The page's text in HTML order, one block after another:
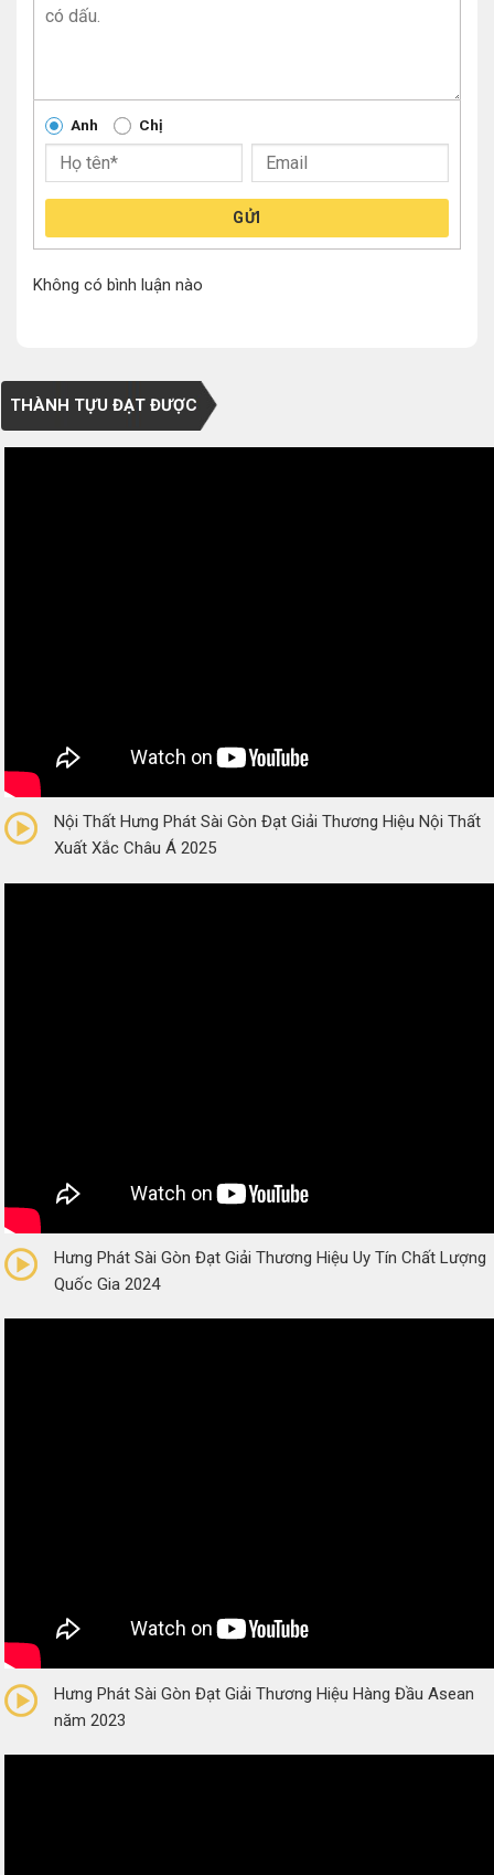
Anh Chị
GỬI
Không có bình luận nào
THÀNH TỰU ĐẠT ĐƯỢC
(0 Reviews)
Nội Thất Hưng Phát Sài Gòn Đạt Giải Thương Hiệu Nội Thất
Xuất Xắc Châu Á 2025
(0 Reviews)
Hưng Phát Sài Gòn Đạt Giải Thương Hiệu Uy Tín Chất Lượng
Quốc Gia 2024
(0 Reviews)
Hưng Phát Sài Gòn Đạt Giải Thương Hiệu Hàng Đầu Asean
năm 2023